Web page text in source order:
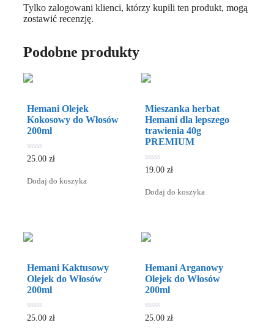
Tylko zalogowani klienci, którzy kupili ten produkt, mogą
zostawić recenzję.
Podobne produkty
Hemani Olejek
Kokosowy do Włosów
200ml
0
5
25.00 zł
Dodaj do koszyka
Mieszanka herbat
Hemani dla lepszego
trawienia 40g
PREMIUM
0
5
19.00zł
Dodaj do koszyka
Hemani Kaktusowy
Olejek do Włosów
200ml
0
25.00 zł
Hemani Arganowy
Olejek do Włosów
200ml
0
25.00zł